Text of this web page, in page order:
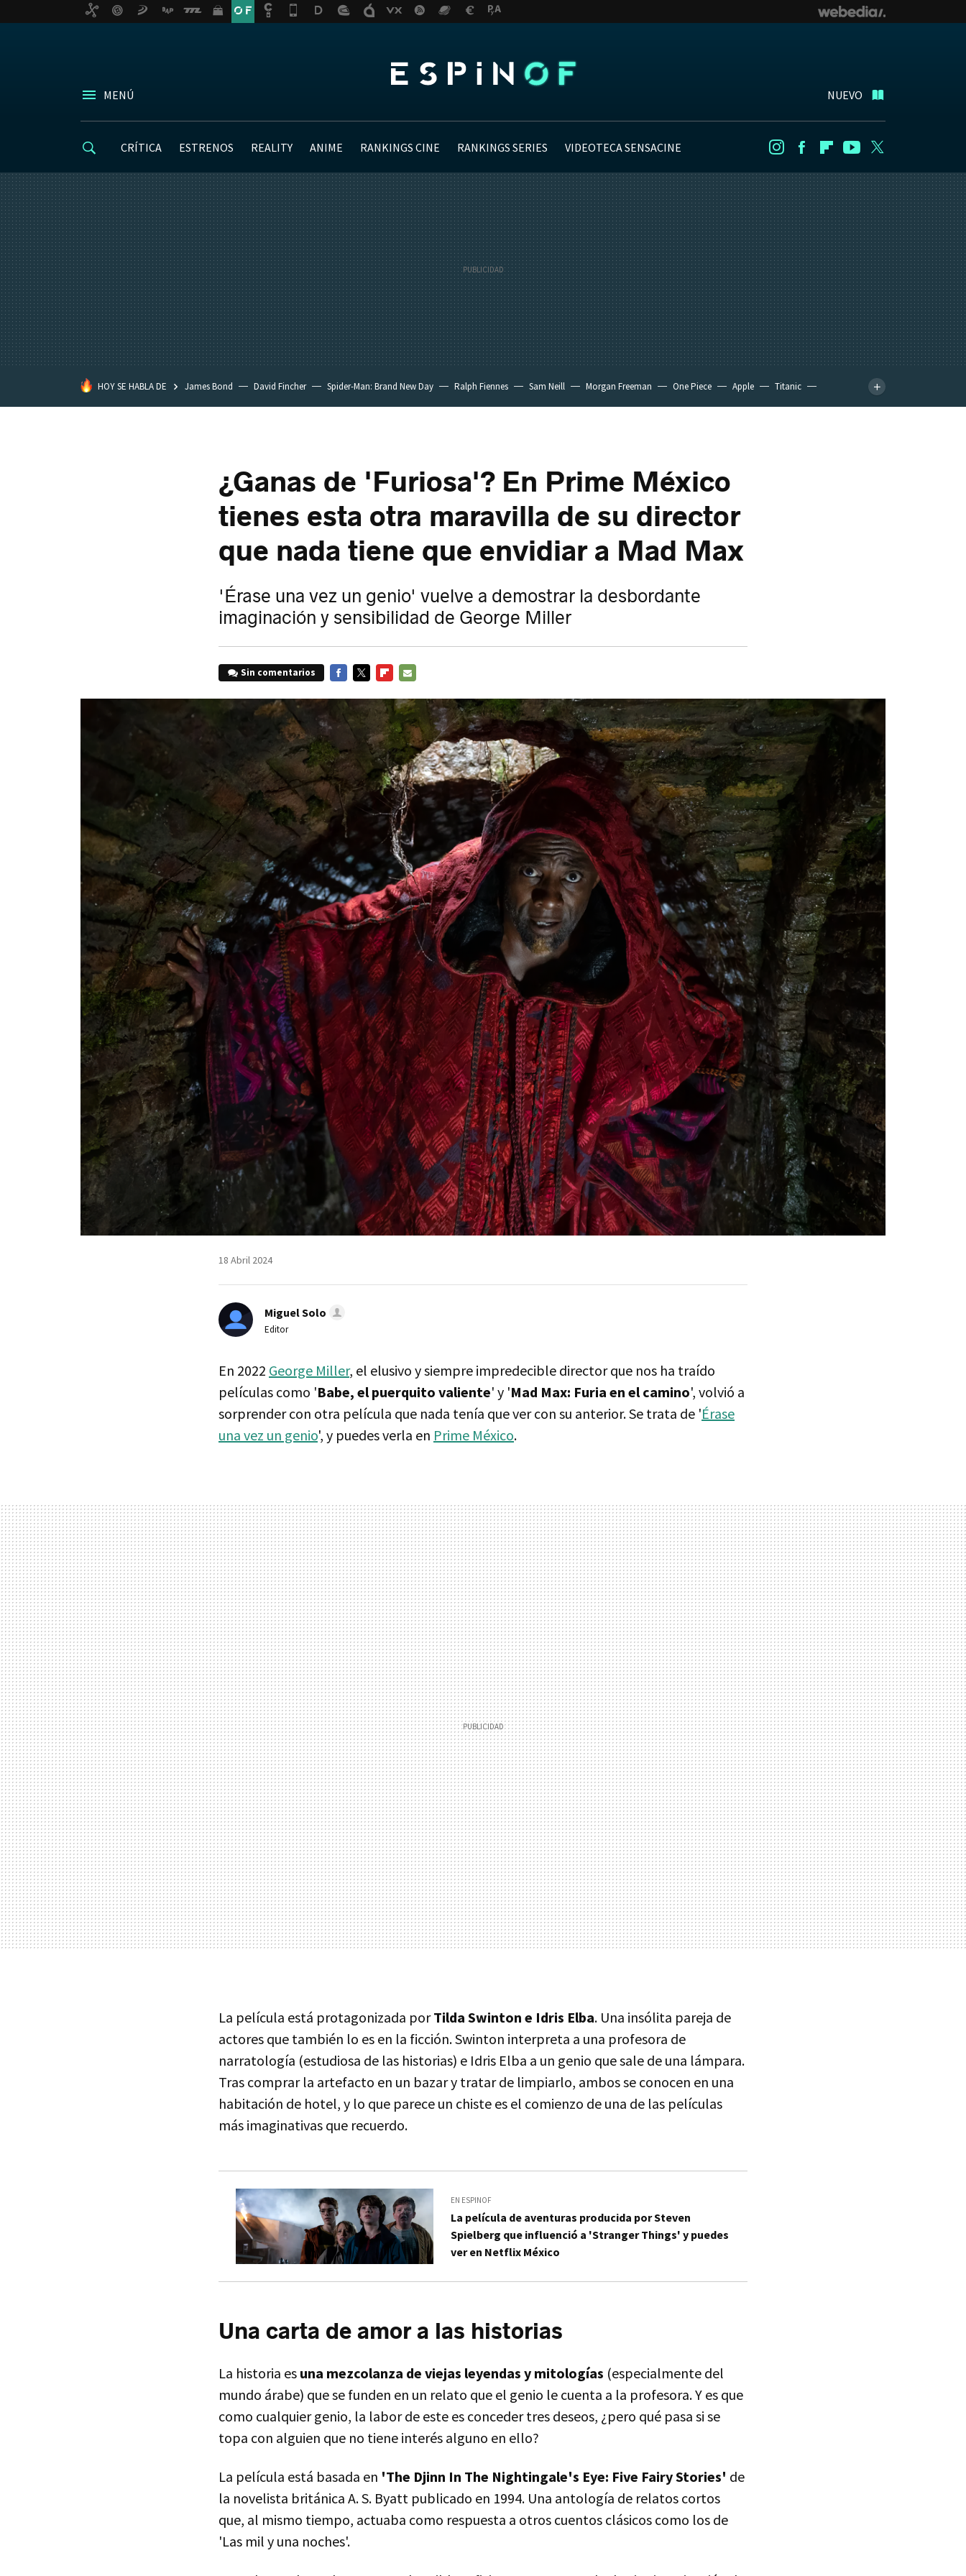
MENÚ NUEVO
CRÍTICA ESTRENOS REALITY ANIME RANKINGS CINE RANKINGS SERIES VIDEOTECA SENSACINE InstagramFacebookFlipboard
Youtube
HOY SE HABLA DE James Bond David Fincher Spider-Man: Brand New Day Ralph Fiennes Sam Neill Morgan Freeman One Piece Apple
Titanic
¿Ganas de 'Furiosa'? En Prime México
tienes esta otra maravilla de su director
que nada tiene que envidiar a Mad Max
'Érase una vez un genio' vuelve a demostrar la desbordante
imaginación y sensibilidad de George Miller
Sin comentarios
MAIL
18 Abril 2024
Miguel Solo
Editor
En 2022 George Miller, el elusivo y siempre impredecible director que nos ha traído
películas como 'Babe, el puerquito valiente' y 'Mad Max: Furia en el camino', volvió a
sorprender con otra película que nada tenía que ver con su anterior. Se trata de 'Érase
una vez un genio', y puedes verla en Prime México.
La película está protagonizada porTilda Swinton e Idris Elba. Una insólita pareja de
actores que también lo es en la ficción. Swinton interpreta a una profesora de
narratología (estudiosa de las historias) e Idris Elba a un genio que sale de una lámpara.
Tras comprar la artefacto en un bazar y tratar de limpiarlo, ambos se conocen en una
habitación de hotel, y lo que parece un chiste es el comienzo de una de las películas
más imaginativas que recuerdo.
EN ESPINOF
La película de aventuras producida por Steven
Spielberg que influenció a 'Stranger Things' y puedes
ver en Netflix México
Una carta de amor a las historias
La historia es una mezcolanza de viejas leyendas y mitologías (especialmente del
mundo árabe) que se funden en un relato que el genio le cuenta a la profesora. Y es que
como cualquier genio, la labor de este es conceder tres deseos, ¿pero qué pasa si se
topa con alguien que no tiene interés alguno en ello?
La película está basada en 'The Djinn In The Nightingale's Eye: Five Fairy Stories' de
la novelista británica A. S. Byatt publicado en 1994. Una antología de relatos cortos
que, al mismo tiempo, actuaba como respuesta a otros cuentos clásicos como los de
'Las mil y una noches'.